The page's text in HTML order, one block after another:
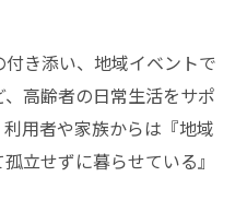
き添い、地域イベントで
高齢者の日常生活をサポ
用者や家族からは『地域
立せずに暮らせている』